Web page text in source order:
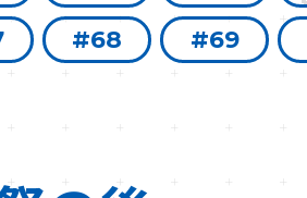
#68 #69